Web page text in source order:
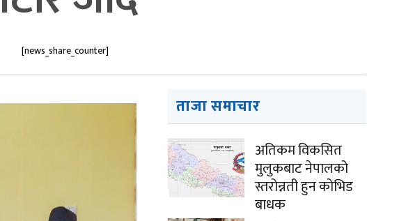
[news_share_counter]
ताजा समाचार
अतिकम विकसित
मुलुकबाट नेपालको
स्तरोन्नती हुन कोभिड
बाधक